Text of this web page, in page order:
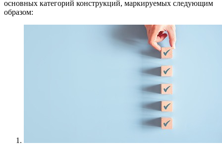
основных категорий конструкций, маркируемых следующим
образом: